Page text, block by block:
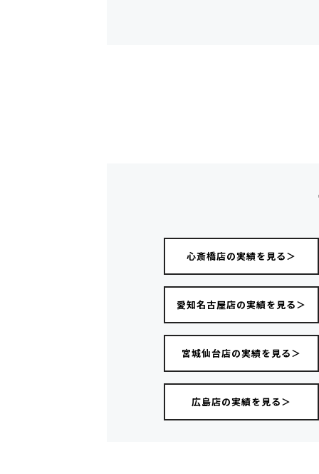
心斎橋店の実績を見る＞
愛知名古屋店の実績を見る＞
宮城仙台店の実績を見る＞
広島店の実績を見る＞